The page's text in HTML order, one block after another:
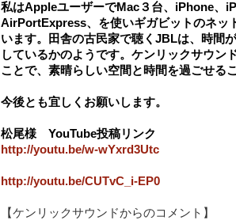
私はAppleユーザーでMac３台、iPhone、
AirPortExpress、を使いギガビットのネッ
います。田舎の古民家で聴くJBLは、時間
しているかのようです。ケンリックサウン
ことで、素晴らしい空間と時間を過ごせる
今後とも宜しくお願いします。
松尾様 YouTube投稿リンク
http://youtu.be/w-wYxrd3Utc
http://youtu.be/CUTvC_i-EP0
【ケンリックサウンドからのコメント】